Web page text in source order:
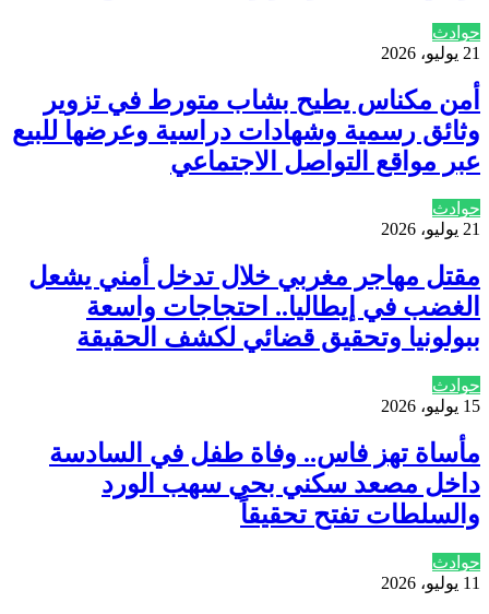
حوادث
21 يوليو، 2026
أمن مكناس يطيح بشاب متورط في تزوير
وثائق رسمية وشهادات دراسية وعرضها للبيع
عبر مواقع التواصل الاجتماعي
حوادث
21 يوليو، 2026
مقتل مهاجر مغربي خلال تدخل أمني يشعل
الغضب في إيطاليا.. احتجاجات واسعة
ببولونيا وتحقيق قضائي لكشف الحقيقة
حوادث
15 يوليو، 2026
مأساة تهز فاس.. وفاة طفل في السادسة
داخل مصعد سكني بحي سهب الورد
والسلطات تفتح تحقيقاً
حوادث
11 يوليو، 2026